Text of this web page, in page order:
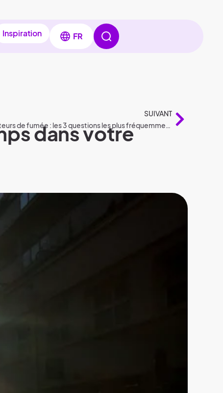
Inspiration FR
SUIVANT
Nouvelle législation sur les détecteurs de fumée : les 3 questions les plus fréquemment posées
dans votre